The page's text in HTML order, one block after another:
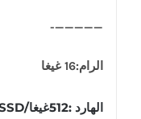
—————-
الرام:16 غيغا
الهارد :512غيغا/SSD/